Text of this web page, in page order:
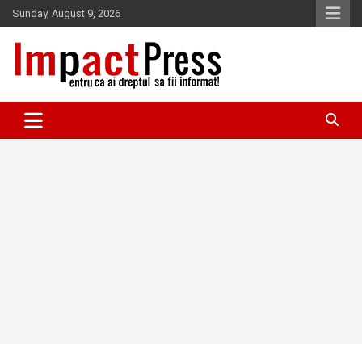
Skip
to
content
Sunday, August 9, 2026
IMPACTPRESS